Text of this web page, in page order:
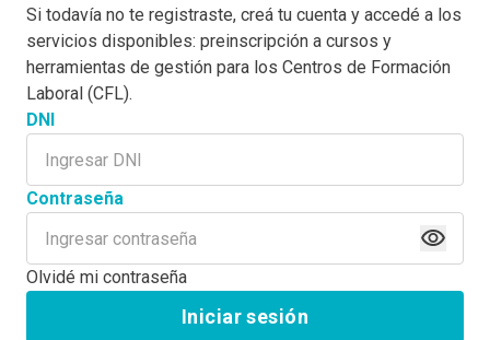
Si todavía no te registraste, creá tu cuenta y accedé a los
servicios disponibles: preinscripción a cursos y
herramientas de gestión para los Centros de Formación
Laboral (CFL).
DNI
Contraseña
Olvidé mi contraseña
Iniciar sesión